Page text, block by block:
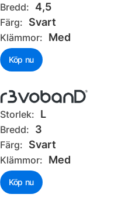
Bredd: 4,5
Färg: Svart
Klämmor: Med
Köp nu
Storlek: L
Bredd: 3
Färg: Svart
Klämmor: Med
Köp nu